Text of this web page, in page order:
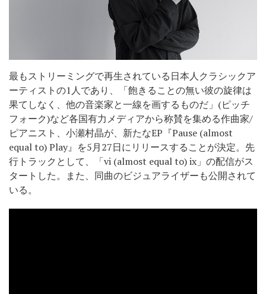
最もストリーミングで再生されている日本人クラシックア
ーティストの1人であり、「飽きることの無い彼の旋律は
果てしなく、他の音楽家と一線を画するものだ」(ピッチ
フォーク)など各国有力メディアから称賛を集める作曲家/
ピアニスト、小瀬村晶が、新たなEP『Pause (almost
equal to) Play』を5月27日にリリースすることが決定。先
行トラックとして、「vi (almost equal to) ix」の配信がス
タートした。また、同曲のビジュアライザーも公開されて
いる。